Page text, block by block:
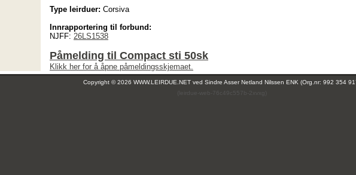
Type leirduer: Corsiva
Innrapportering til forbund:
NJFF: 26LS1538
Påmelding til Compact sti 50sk
Klikk her for å åpne påmeldingsskjemaet.
Copyright © 2026 WWW.LEIRDUE.NET ved Sindre Asser Netland Nilssen ENK (Org.nr: 992 354
(leirdue-web-76c49c557b-2xvxg)